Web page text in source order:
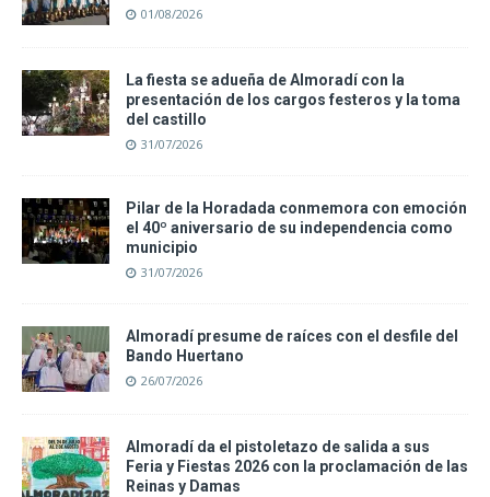
01/08/2026
La fiesta se adueña de Almoradí con la
presentación de los cargos festeros y la toma
del castillo
31/07/2026
Pilar de la Horadada conmemora con emoción
el 40º aniversario de su independencia como
municipio
31/07/2026
Almoradí presume de raíces con el desfile del
Bando Huertano
26/07/2026
Almoradí da el pistoletazo de salida a sus
Feria y Fiestas 2026 con la proclamación de las
Reinas y Damas